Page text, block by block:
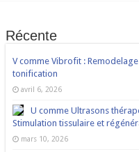
Récente
V comme Vibrofit :
tonification
avril 6, 2026
U comme Ultrasons
Stimulation tissulaire et
mars 10, 2026